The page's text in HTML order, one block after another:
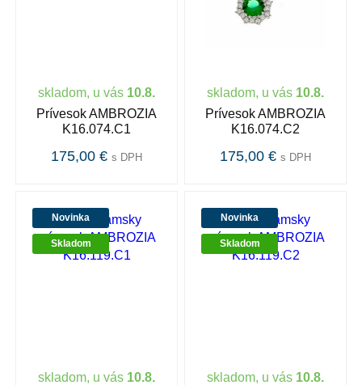
skladom, u vás 10.8.
Prívesok AMBROZIA
K16.074.C1
175,00 € s DPH
skladom, u vás 10.8.
Prívesok AMBROZIA
K16.074.C2
175,00 € s DPH
Novinka
Skladom
skladom, u vás 10.8.
Novinka
Skladom
skladom, u vás 10.8.